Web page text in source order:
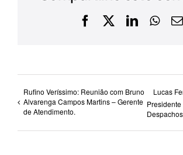
Facebook
X LinkedIn
Rufino Veríssimo: Reunião com Bruno
Alvarenga Campos Martins – Gerente
de Atendimento.
Lucas